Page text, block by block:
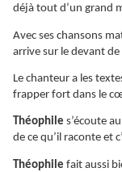
déjà tout d’un grand
Avec ses chansons
arrive sur le devant
Le chanteur a les
frapper fort dans le
Théophile s’écoute
de ce qu’il raconte et
Théophile fait aussi